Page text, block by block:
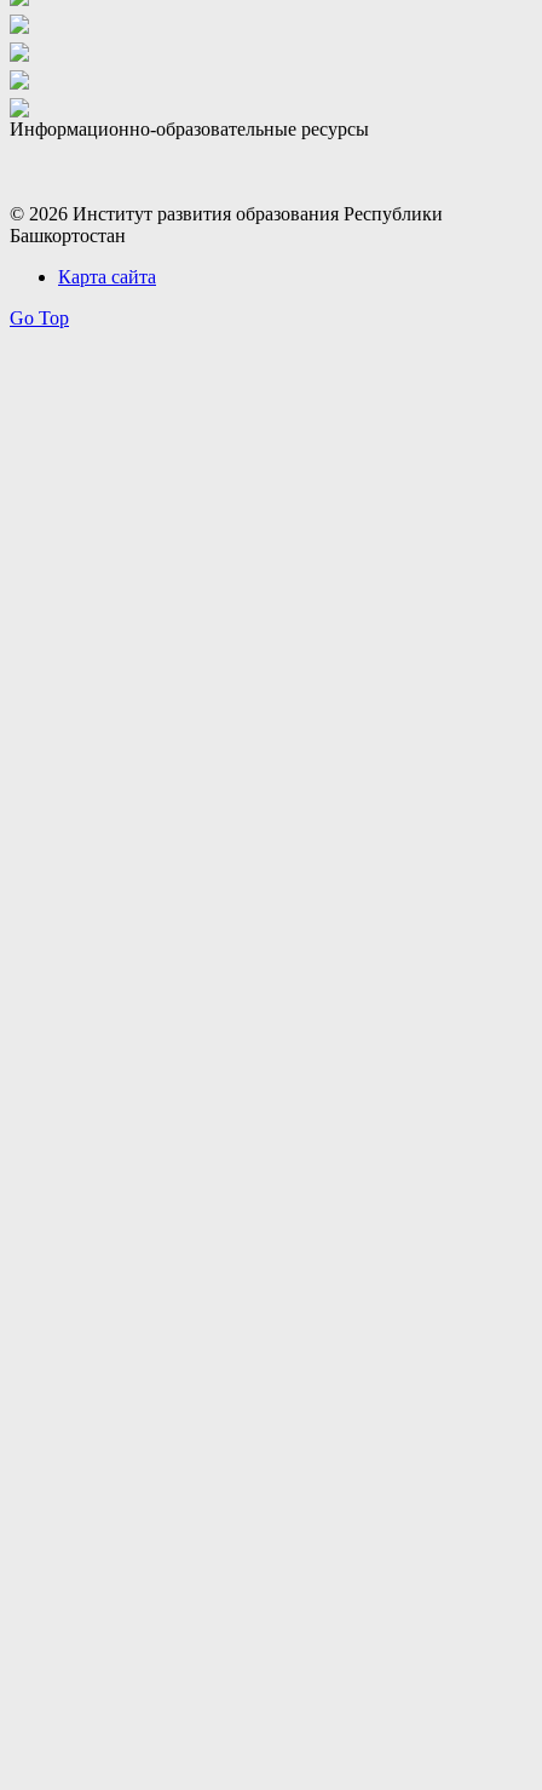
Информационно-образовательные ресурсы
© 2026 Институт развития образования Республики
Башкортостан
Карта сайта
Go Top